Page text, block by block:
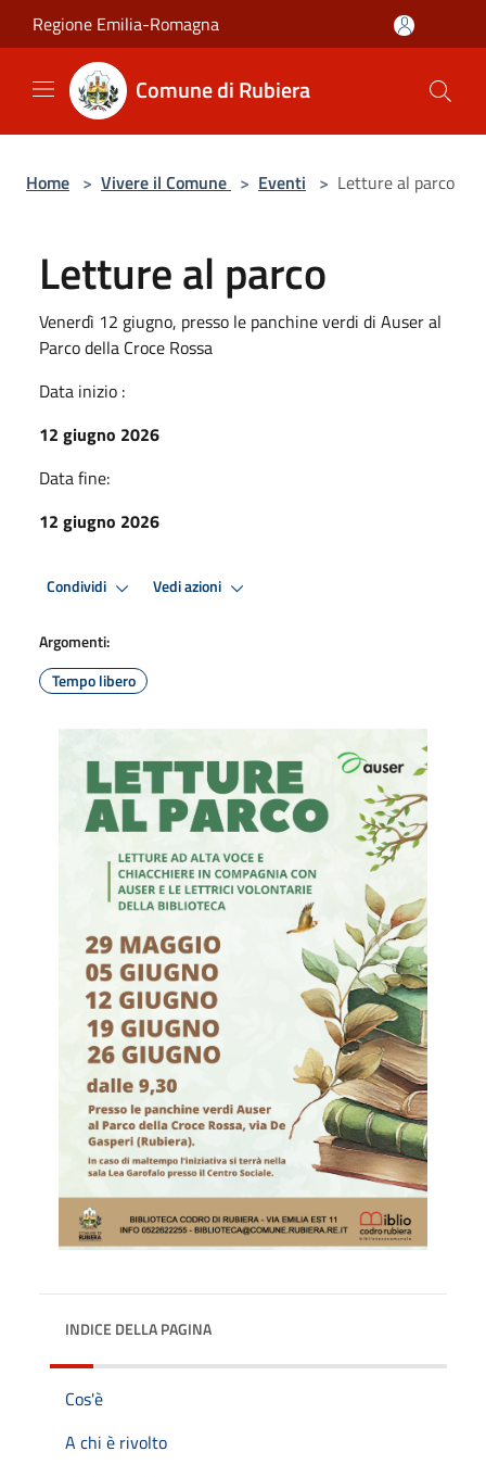
Salta al contenuto principale
Regione Emilia-Romagna
Comune di Rubiera
Home > Vivere il Comune > Eventi > Letture al parco
Letture al parco
Venerdì 12 giugno, presso le panchine verdi di Auser al
Parco della Croce Rossa
Data inizio :
12 giugno 2026
Data fine:
12 giugno 2026
Condividi Vedi azioni
Argomenti:
Tempo libero
INDICE DELLA PAGINA
Cos'è
A chi è rivolto